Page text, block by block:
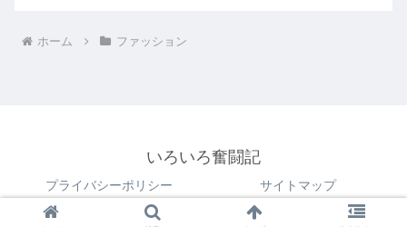
ホーム ファッション
いろいろ奮闘記
プライバシーポリシー サイトマップ
© 2018 いろいろ奮闘記.